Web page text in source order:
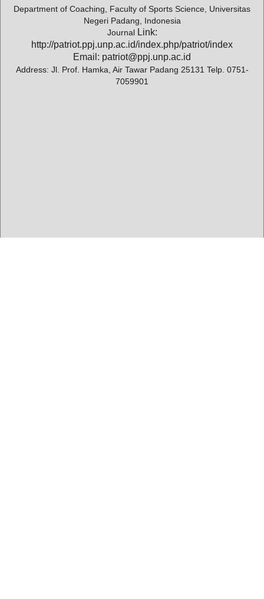
Department of Coaching, Faculty of Sports Science, Universitas
Negeri Padang, Indonesia
Journal Link:
http://patriot.ppj.unp.ac.id/index.php/patriot/index
Email: patriot@ppj.unp.ac.id
Address: Jl. Prof. Hamka, Air Tawar Padang 25131 Telp. 0751-
7059901